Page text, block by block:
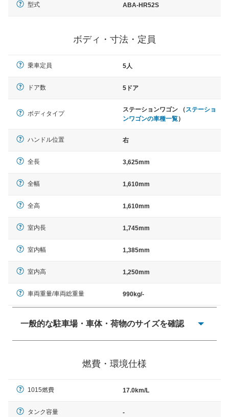
型式 ABA-HR52S
ボディ・寸法・定員
乗車定員 5人
ドア数 5ドア
ボディタイプ
ステーションワゴン （ ステーショ
ンワゴンの車種一覧）
ハンドル位置 右
全長 3,625mm
全幅 1,610mm
全高 1,610mm
室内長 1,745mm
室内幅 1,385mm
室内高 1,250mm
車両重量/車両総重量 990kg/-
一般的な駐車場・車体・荷物のサイズを確認
× 長さ 5,000mm 車路幅 5,000mmというサイズが標準値
燃費・環境仕様
1015燃費 17.0km/L
タンク容量 -